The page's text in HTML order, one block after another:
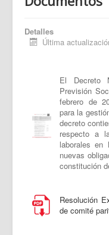
Detalles
Última
El Decreto
Previsión
febrero de
para la
decreto
respecto a
laborales en
nuevas
constitución
Resolución
de comité